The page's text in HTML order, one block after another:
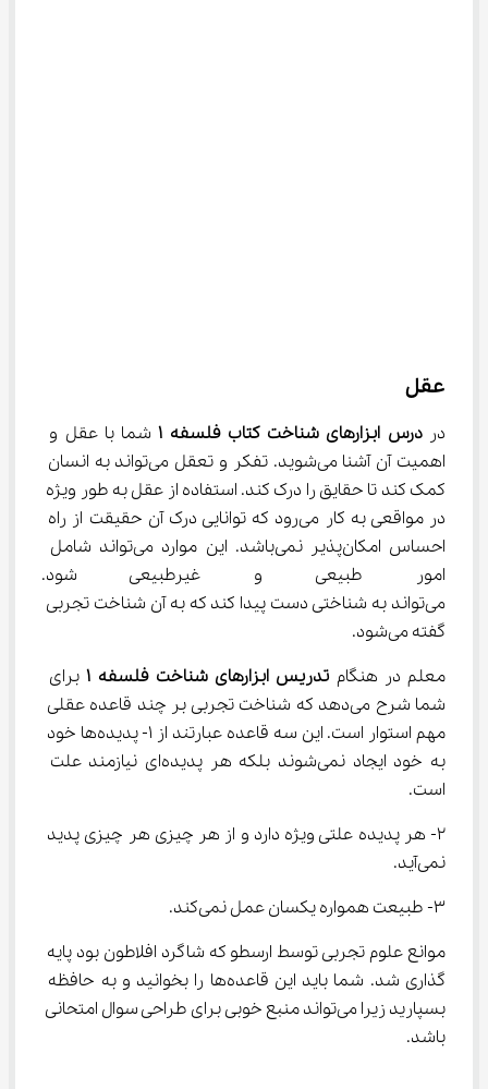
عقل
در درس ابزارهای شناخت کتاب فلسفه ۱ شما با عقل و
اهمیت آن آشنا می‌شوید. تفکر و تعقل می‌تواند به انسان
کمک کند تا حقایق را درک کند. استفاده از عقل به طور ویژه
در مواقعی به کار می‌رود که توانایی درک آن حقیقت از راه
احساس امکان‌پذیر نمی‌باشد. این موارد می‌تواند شامل
امور طبیعی و غیرطبیعی
می‌تواند به شناختی دست پیدا کند که به آن شناخت تجربی
گفته می‌شود.
معلم در هنگام تدریس ابزارهای شناخت فلسفه ۱ برای
شما شرح می‌دهد که شناخت تجربی بر چند قاعده عقلی
مهم استوار است. این سه قاعده عبارتند از ۱- پدیده‌ها خود
به خود ایجاد نمی‌شوند بلکه هر پدیده‌ای نیازمند علت
است.
۲- هر پدیده علتی ویژه دارد و از هر چیزی هر چیزی پدید
نمی‌آید.
۳- طبیعت همواره یکسان عمل نمی‌کند.
موانع علوم تجربی توسط ارسطو که شاگرد افلاطون بود پایه
گذاری شد. شما باید این قاعده‌ها را بخوانید و به حافظه
بسپارید زیرا می‌تواند منبع خوبی برای طراحی سوال امتحانی
باشد.